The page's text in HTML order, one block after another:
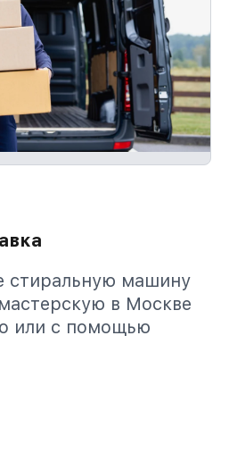
стиральную машину
в Москве
или с помощью